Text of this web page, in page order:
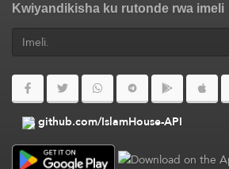
Kwiyandikisha ku rutonde rwa imeli
github.com/IslamHouse-API